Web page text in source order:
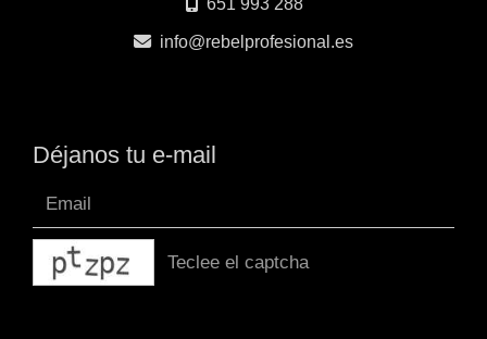
info
rebelprofesional.es
Déjanos tu e-mail